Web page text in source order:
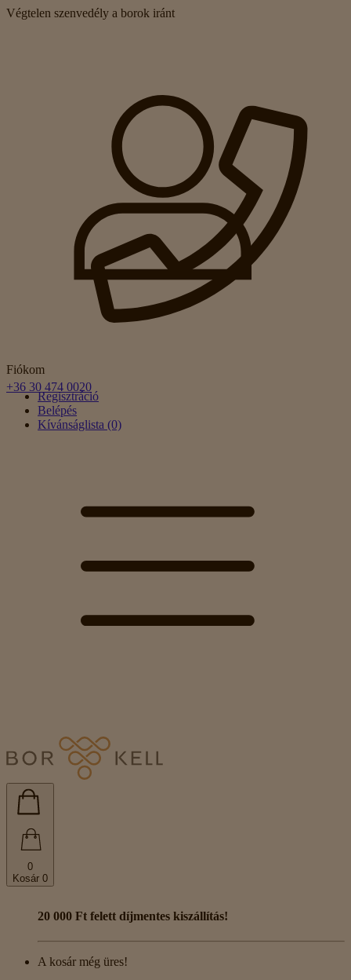
Végtelen szenvedély a borok iránt
Fiókom
Regisztráció
Belépés
Kívánságlista (0)
+36 30 474 0020
0
Kosár 0
20 000 Ft felett díjmentes kiszállítás!
A kosár még üres!